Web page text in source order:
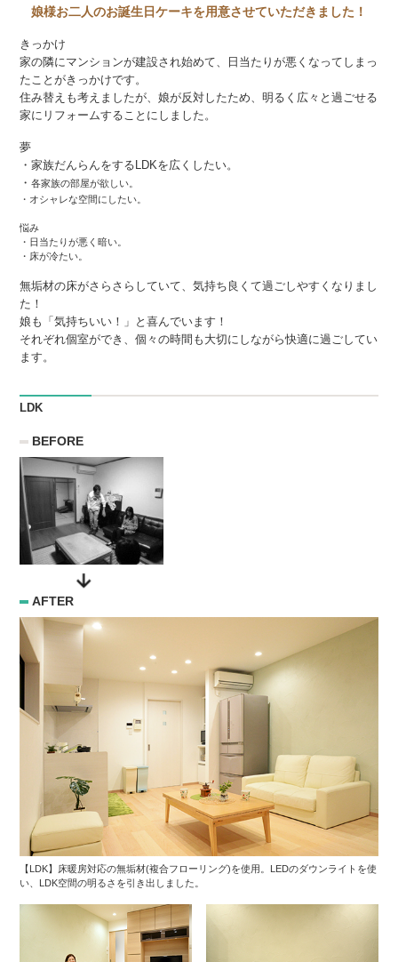
娘様お二人のお誕生日ケーキを用意させていただきました！
きっかけ
家の隣にマンションが建設され始めて、日当たりが悪くなってしまっ
たことがきっかけです。
住み替えも考えましたが、娘が反対したため、明るく広々と過ごせる
家にリフォームすることにしました。
夢
・家族だんらんをするLDKを広くしたい。
・各家族の部屋が欲しい。
・オシャレな空間にしたい。
悩み
・日当たりが悪く暗い。
・床が冷たい。
無垢材の床がさらさらしていて、気持ち良くて過ごしやすくなりまし
た！
娘も「気持ちいい！」と喜んでいます！
それぞれ個室ができ、個々の時間も大切にしながら快適に過ごしてい
ます。
LDK
BEFORE
AFTER
【LDK】床暖房対応の無垢材(複合フローリング)を使用。LEDのダウンライトを使
い、LDK空間の明るさを引き出しました。